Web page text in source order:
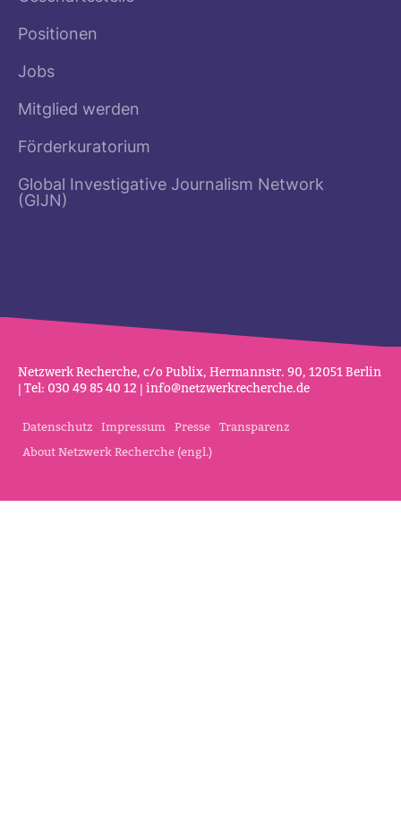
Positionen
Jobs
Mitglied werden
Förderkuratorium
Global Investigative Journalism Network
(GIJN)
Netz­werk Recherche, c/o Publix, Her­mannstr. 90, 12051 Berlin
| Tel: 030 49 85 40 12 | info@netz­werk­re­cherche.de
Datenschutz Impressum Presse Transparenz
About Netzwerk Recherche (engl.)